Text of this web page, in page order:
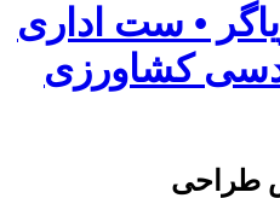
• ست اداری
کشاورزی
طراحی